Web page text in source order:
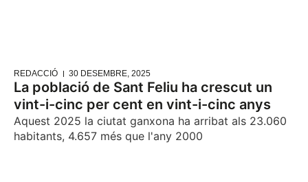
REDACCIÓ 30 DESEMBRE, 2025
La població de Sant Feliu ha crescut un
vint-i-cinc per cent en vint-i-cinc anys
Aquest 2025 la ciutat ganxona ha arribat als 23.060
habitants, 4.657 més que l'any 2000